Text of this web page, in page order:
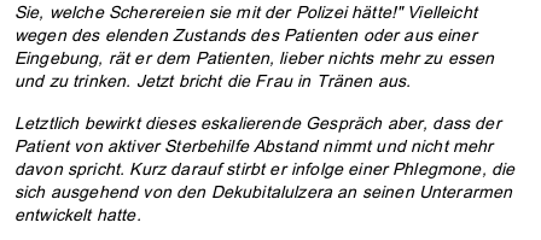
Sie, welche Scherereien sie mit der Polizei hätte!" Vielleicht
wegen des elenden Zustands des Patienten oder aus einer
Eingebung, rät er dem Patienten, lieber nichts mehr zu essen
und zu trinken. Jetzt bricht die Frau in Tränen aus.
Letztlich bewirkt dieses eskalierende Gespräch aber, dass der
Patient von aktiver Sterbehilfe Abstand nimmt und nicht mehr
davon spricht. Kurz darauf stirbt er infolge einer Phlegmone, die
sich ausgehend von den Dekubitalulzera an seinen Unterarmen
entwickelt hatte.